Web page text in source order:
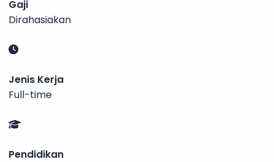
Gaji
Dirahasiakan
Jenis Kerja
Full-time
Pendidikan